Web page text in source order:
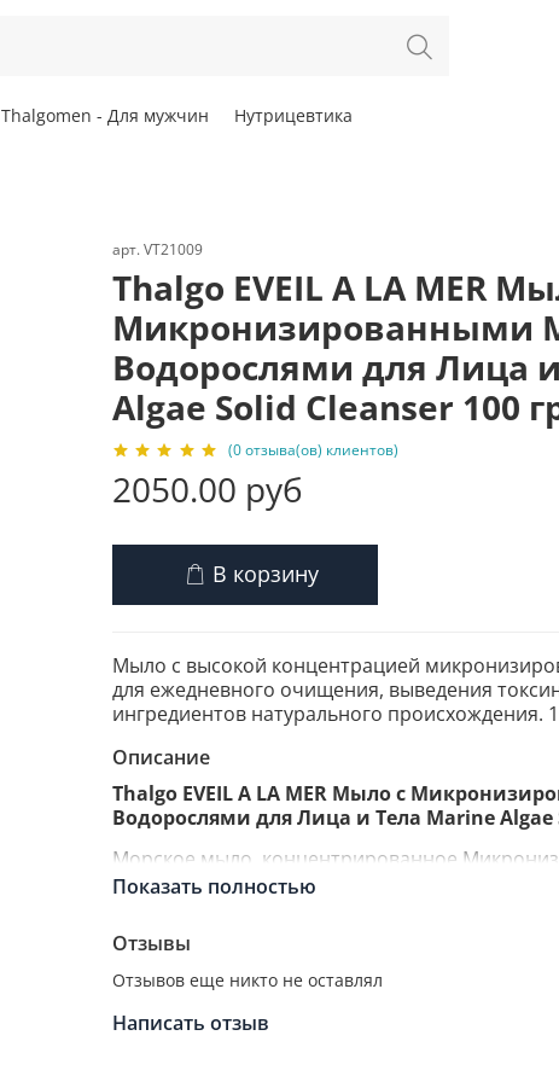
Thalgomen - Для мужчин Нутрицевтика
(0 отзыва(ов) клиентов)
арт. VT21009
Thalgo EVEIL A LA MER
Микронизированными
Водорослями для Лица
Algae Solid Cleanser 100
2050.00 руб
В корзину
Мыло с высокой концентрацией
для ежедневного очищения, выведения
ингредиентов натурального происхождения.
Описание
Thalgo EVEIL A LA MER Мыло с
Водорослями для Лица и Тела Marine Algae
Морское мыло, концентрированное
Водорослями ежедневно очищает, выводит
Очищение - Восстановление
Мыло с высокой концентрацией
для ежедневного очищения, выведения
Показать полностью
Отзывы
Отзывов еще никто не оставлял
Написать отзыв